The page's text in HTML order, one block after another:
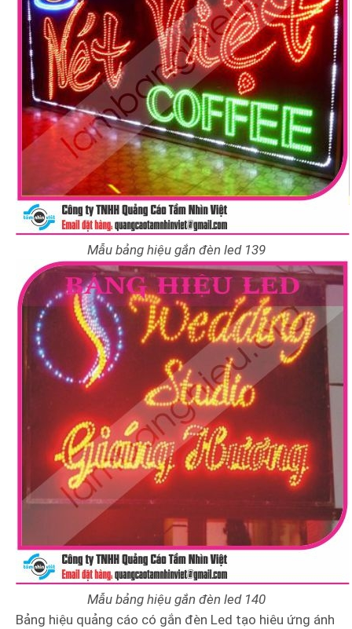
Mẫu bảng hiệu gắn đèn led 139
Mẫu bảng hiệu gắn đèn led 140
Bảng hiệu quảng cáo có gắn đèn Led tạo hiêu ứng ánh